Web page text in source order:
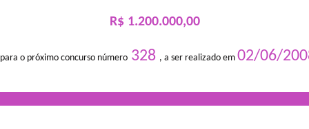
R$ 1.200.000,00
o próximo concurso número 328 , a ser realizado em 02/06/